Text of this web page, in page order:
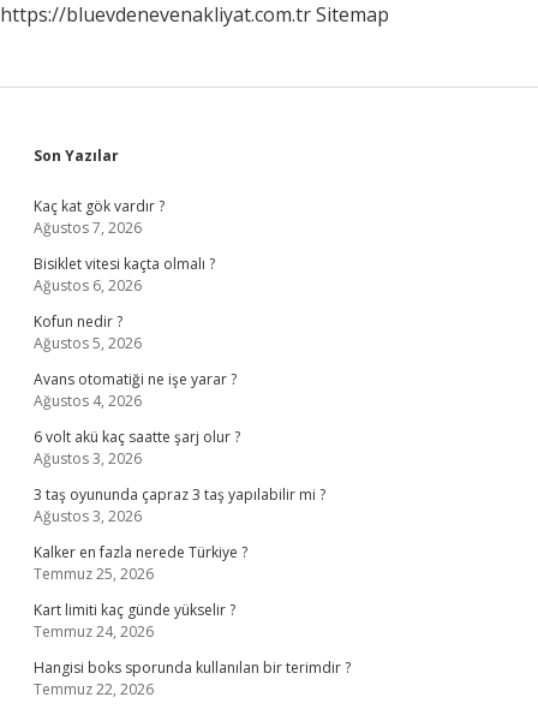
https://bluevdenevenakliyat.com.trSitemap
Sidebar
Son Yazılar
Kaç kat gök vardır ?
Ağustos 7, 2026
Bisiklet vitesi kaçta olmalı ?
Ağustos 6, 2026
Kofun nedir ?
Ağustos 5, 2026
Avans otomatiği ne işe yarar ?
Ağustos 4, 2026
6 volt akü kaç saatte şarj olur ?
Ağustos 3, 2026
3 taş oyununda çapraz 3 taş yapılabilir mi ?
Ağustos 3, 2026
Kalker en fazla nerede Türkiye ?
Temmuz 25, 2026
Kart limiti kaç günde yükselir ?
Temmuz 24, 2026
Hangisi boks sporunda kullanılan bir terimdir ?
Temmuz 22, 2026